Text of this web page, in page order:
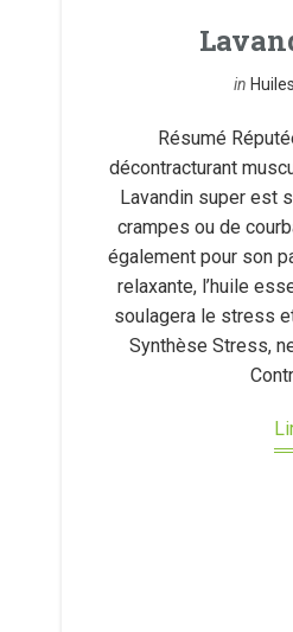
in
Résumé
décontracturant
Lavandin super est
crampes ou de
également pour son
relaxante, l’huile
soulagera le stress
Synthèse Stress,